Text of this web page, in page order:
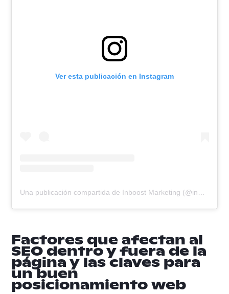
Ver esta publicación en Instagram
Factores que afectan al
SEO dentro y fuera de la
página y las claves para
un buen
posicionamiento web